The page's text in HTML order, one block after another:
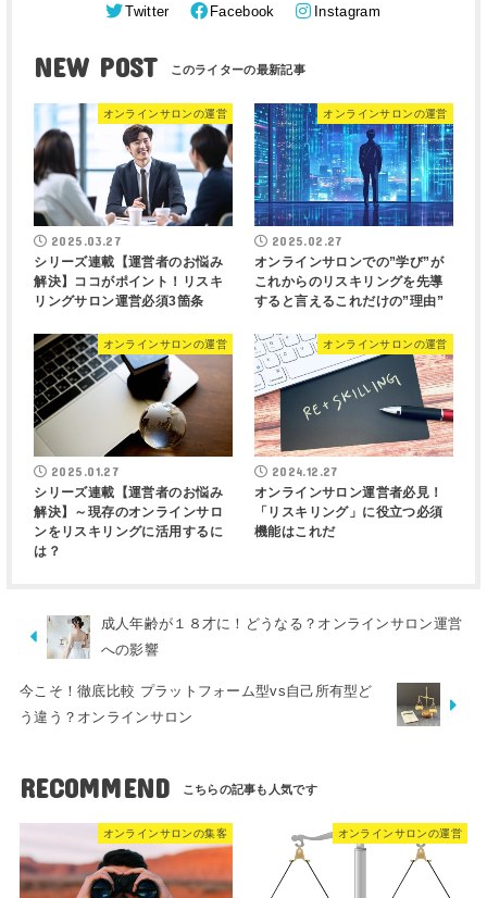
Twitter Facebook Instagram
NEW POST
オンラインサロンの運営
2025.03.27
シリーズ連載【運営者のお悩み
解決】ココがポイント！リスキ
リングサロン運営必須3箇条
オンラインサロンの運営
2025.02.27
オンラインサロンでの”学び”が
これからのリスキリングを先導
すると言えるこれだけの”理由”
オンラインサロンの運営
2025.01.27
シリーズ連載【運営者のお悩み
解決】～現存のオンラインサロ
ンをリスキリングに活用するに
は？
オンラインサロンの運営
2024.12.27
オンラインサロン運営者必見！
「リスキリング」に役立つ必須
機能はこれだ
成人年齢が１８才に！どうなる？オンラインサロン運営
への影響
今こそ！徹底比較 プラットフォーム型vs自己所有型ど
う違う？オンラインサロン
RECOMMEND
オンラインサロンの集客 オンラインサロンの運営